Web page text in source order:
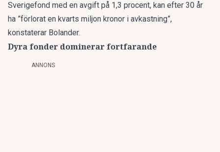
Sverigefond med en avgift på 1,3 procent, kan efter 30 år
ha ”förlorat en kvarts miljon kronor i avkastning”,
konstaterar Bolander.
Dyra fonder dominerar fortfarande
ANNONS